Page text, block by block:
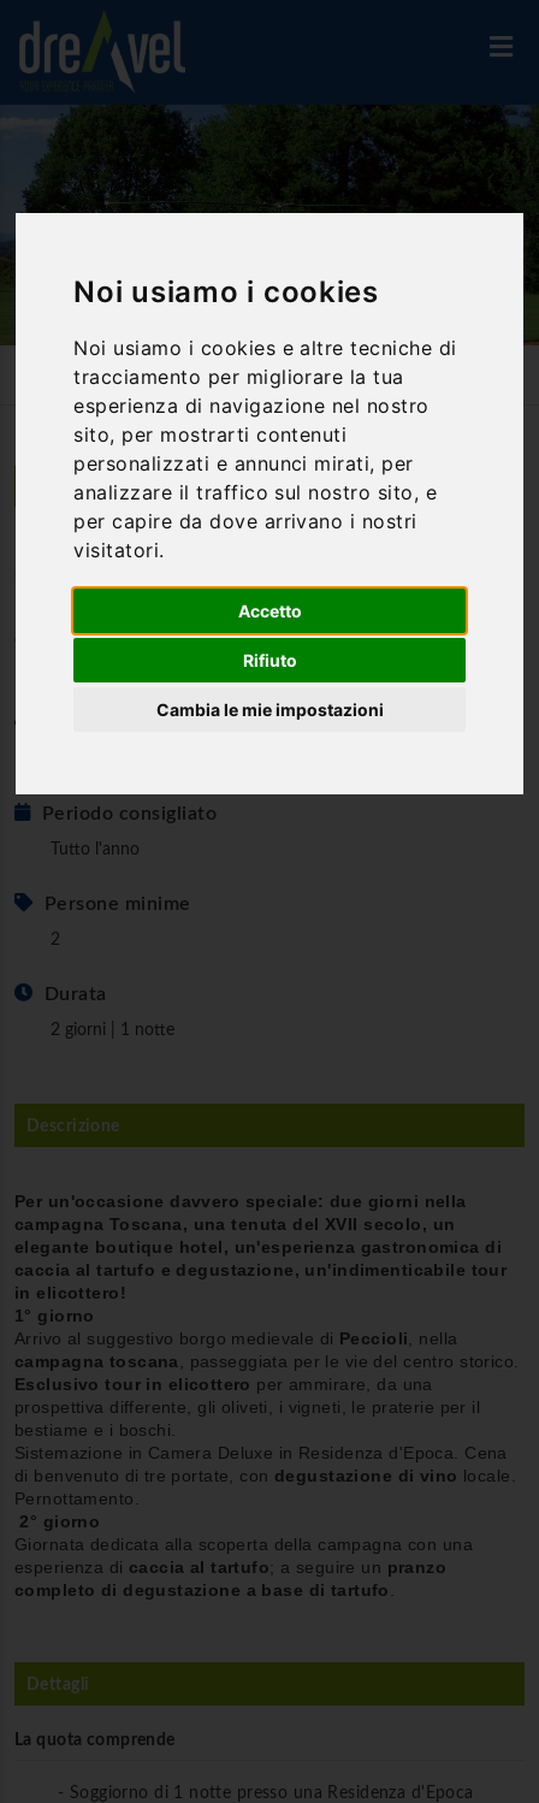
Noi usiamo i cookies
Noi usiamo i cookies e altre tecniche di
tracciamento per migliorare la tua
esperienza di navigazione nel nostro
sito, per mostrarti contenuti
personalizzati e annunci mirati, per
analizzare il traffico sul nostro sito, e
per capire da dove arrivano i nostri
visitatori.
Accetto
Rifiuto
Cambia le mie impostazioni
Proposte Di Viaggio
Campagna Toscana...con Vista Dall'alto!!!
Peccioli | Toscana
Campagna Toscana...con vista
Due giorni esclusivi di comfort, degustazioni e tour in
elicottero!
Periodo consigliato
Tutto l'anno
Persone minime
2
Durata
2 giorni | 1 notte
Descrizione
Per un'occasione davvero speciale: due giorni nella
campagna Toscana, una tenuta del XVII secolo, un
elegante boutique hotel, un'esperienza gastronomica di
caccia al tartufo e degustazione, un'indimenticabile tour
in elicottero!
1° giorno
Arrivo al suggestivo borgo medievale di Peccioli , nella
campagna toscana
, passeggiata per le vie del centro storico.
Esclusivo tour in elicottero per ammirare, da una
prospettiva differente , gli oliveti, i vigneti, le praterie per il
bestiame e i boschi.
Sistemazione in Camera Deluxe in Residenza d'Epoca. Cena
di benvenuto di tre portate, con degustazione di vino locale.
Pernottamento.
2° giorno
Giornata dedicata alla scoperta della campagna con una
esperienza di caccia al tartufo; a seguire un pranzo
completo di degustazione a base di tartufo
Dettagli
La quota comprende
- Soggiorno di 1 notte presso una Residenza d'Epoca